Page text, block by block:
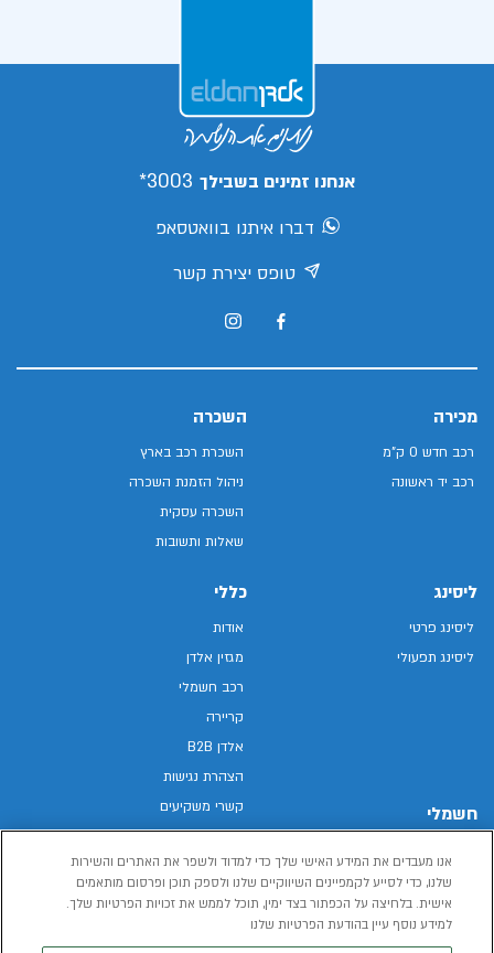
אנחנו זמינים בשבילך 3003*
דברו איתנו בוואטסאפ
טופס יצירת קשר
מכירה
רכב חדש 0 ק"מ
רכב יד ראשונה
השכרה
השכרת רכב בארץ
ניהול הזמנת השכרה
השכרה עסקית
שאלות ותשובות
ליסינג
ליסינג פרטי
ליסינג תפעולי
חשמלי
רכב חשמלי
הכל על רכב חשמלי
כללי
אודות
מגזין אלדן
רכב חשמלי
קריירה
אלדן B2B
הצהרת נגישות
קשרי משקיעים
מפת האתר
מדיניות פרטיות
תנאי שימוש
אנו מעבדים את המידע האישי שלך כדי למדוד ולשפר את האתרים והשירות
שלנו, כדי לסייע לקמפיינים השיווקיים שלנו ולספק תוכן ופרסום מותאמים
אישית. בלחיצה על הכפתור בצד ימין, תוכל לממש את זכויות הפרטיות שלך.
למידע נוסף עיין בהודעת הפרטיות שלנו